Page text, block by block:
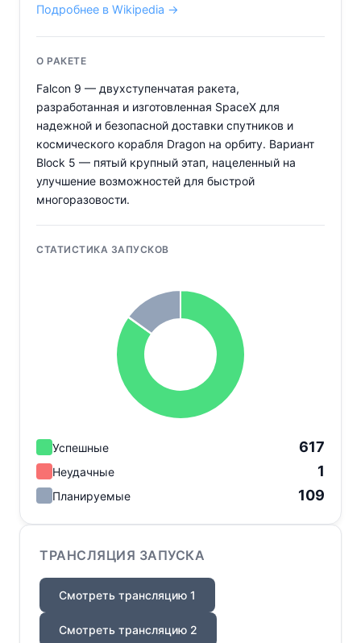
Подробнее в Wikipedia →
О РАКЕТЕ
Falcon 9 — двухступенчатая ракета,
разработанная и изготовленная SpaceX для
надежной и безопасной доставки спутников и
космического корабля Dragon на орбиту. Вариант
Block 5 — пятый крупный этап, нацеленный на
улучшение возможностей для быстрой
многоразовости.
СТАТИСТИКА ЗАПУСКОВ
Успешные 617
Неудачные 1
Планируемые 109
ТРАНСЛЯЦИЯ ЗАПУСКА
Смотреть трансляцию 1
Смотреть трансляцию 2